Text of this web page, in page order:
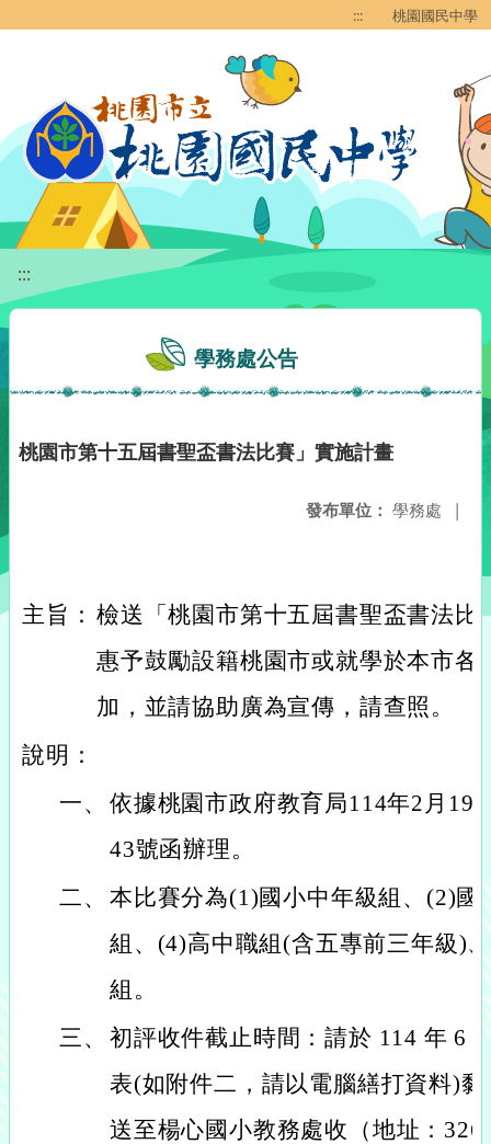
::: 桃園國民中學
:::
學務處公告
桃園市第十五屆書聖盃書法比賽」實施計畫
發布單位： 學務處 |
主旨： 檢送「桃園市第十五屆書聖盃書法比
惠予鼓勵設籍桃園市或就學於本市各
加，並請協助廣為宣傳，請查照。
說明：
一、 依據桃園市政府教育局114年2月19
43號函辦理。
二、 本比賽分為(1)國小中年級組、(2)國
組、(4)高中職組(含五專前三年級)
組。
三、 初評收件截止時間：請於 114 年 6
表(如附件二，請以電腦繕打資料)
送至楊心國小教務處收（地址：